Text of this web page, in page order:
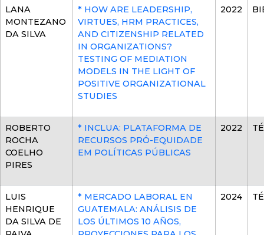
LANA
MONTEZANO
DA SILVA
* HOW ARE LEADERSHIP,
VIRTUES, HRM PRACTICES,
AND CITIZENSHIP RELATED
IN ORGANIZATIONS?
TESTING OF MEDIATION
MODELS IN THE LIGHT OF
POSITIVE ORGANIZATIONAL
STUDIES
2022
ROBERTO
ROCHA
COELHO
PIRES
* INCLUA: PLATAFORMA DE
RECURSOS PRÓ-EQUIDADE
EM POLÍTICAS PÚBLICAS
2022
LUIS
HENRIQUE
DA SILVA DE
* MERCADO LABORAL EN
GUATEMALA: ANÁLISIS DE
LOS ÚLTIMOS 10 AÑOS,
2024